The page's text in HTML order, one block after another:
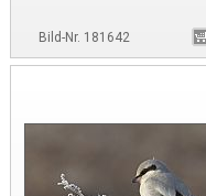
Bild-Nr. 181642